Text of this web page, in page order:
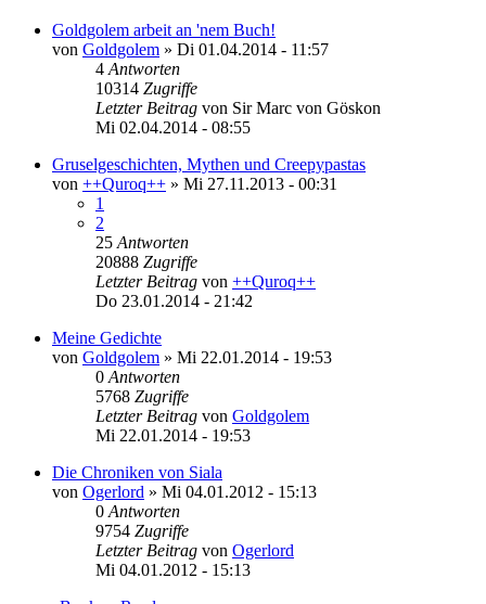
Goldgolem arbeit an 'nem Buch!
von Goldgolem » Di 01.04.2014 - 11:57
4 Antworten
10314 Zugriffe
Letzter Beitrag von Sir Marc von Göskon
Mi 02.04.2014 - 08:55
Gruselgeschichten, Mythen und Creepypastas
von ++Quroq++ » Mi 27.11.2013 - 00:31
1
2
25 Antworten
20888 Zugriffe
Letzter Beitrag von ++Quroq++
Do 23.01.2014 - 21:42
Meine Gedichte
von Goldgolem » Mi 22.01.2014 - 19:53
0 Antworten
5768 Zugriffe
Letzter Beitrag von Goldgolem
Mi 22.01.2014 - 19:53
Die Chroniken von Siala
von Ogerlord » Mi 04.01.2012 - 15:13
0 Antworten
9754 Zugriffe
Letzter Beitrag von Ogerlord
Mi 04.01.2012 - 15:13